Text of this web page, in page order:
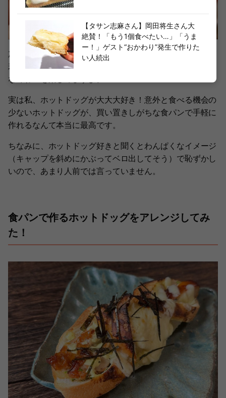
加熱したブロッコリースーパースプラウトは食感や風味が
若干落ちますが、後のせすることでみずみずしさや爽やか
な味わいを楽しめますよ。
実は私、ホットドッグが大大大好き！意外と食べる機会の
少ないホットドッグが、買い置きしがちな食パンで手軽に
作れるなんて本当に最高です。
ちなみに、ホットドッグ好きと聞くとわんぱくなイメージ
（キャップを斜めにかぶってベロ出してそう）で恥ずかし
いので、あまり人前では言っていません。
食パンで作るホットドッグをアレンジしてみ
た！
【タサン志麻さん】岡田将生さん大
絶賛！「もう1個食べたい…」「うま
ー！」ゲスト“おかわり”発生で作りた
い人続出